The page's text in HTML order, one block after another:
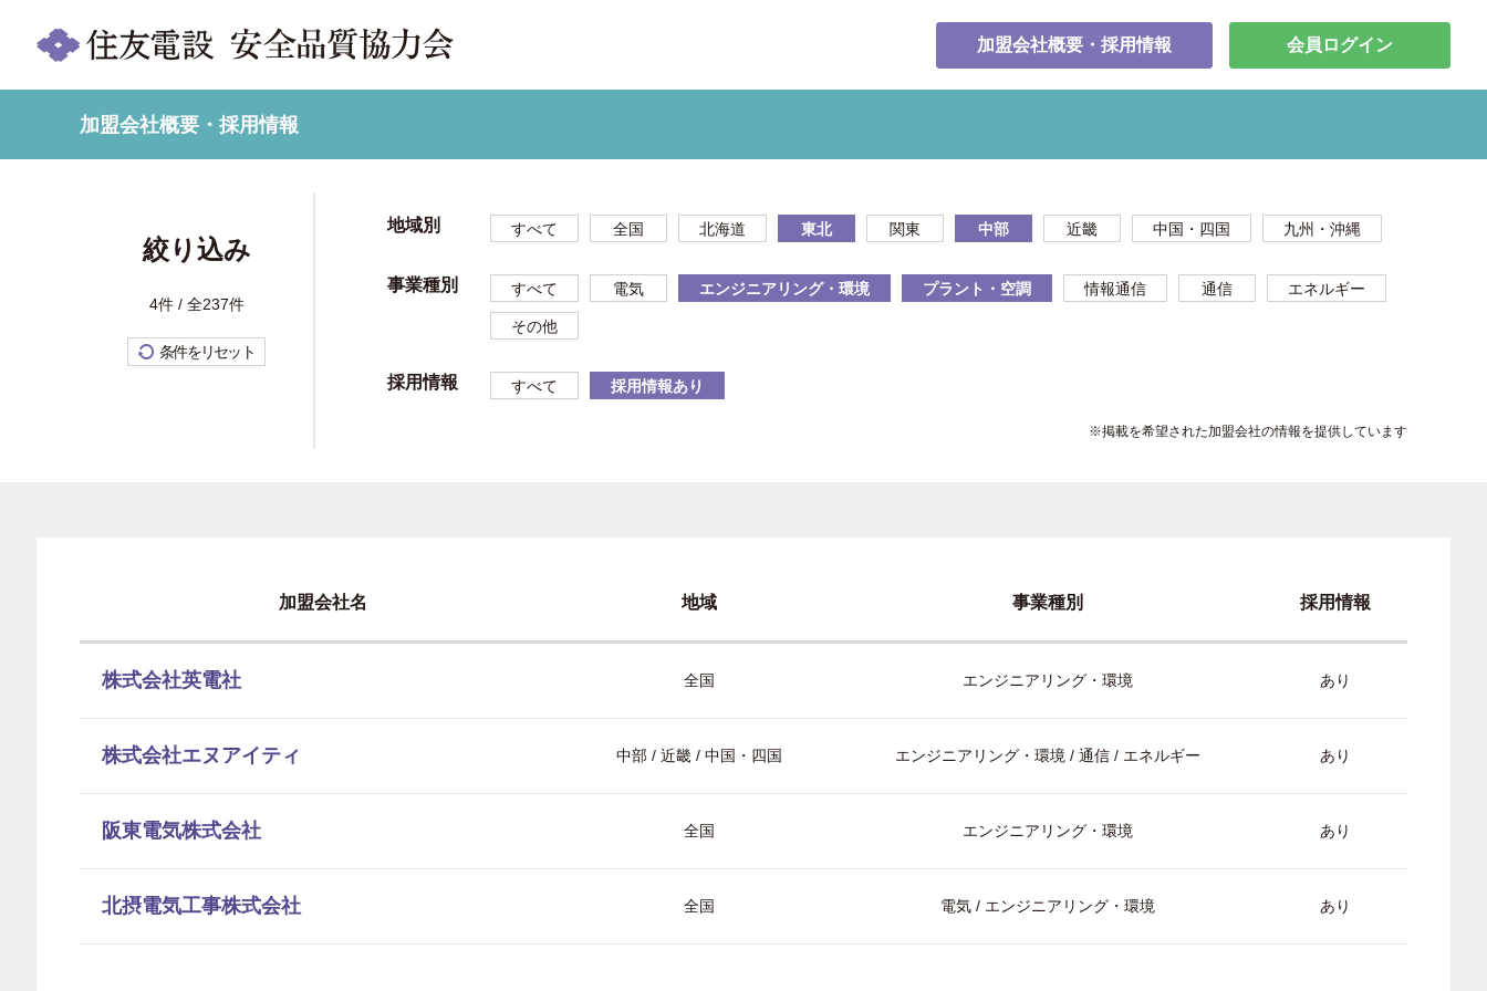
加盟会社概要・採用情報 会員ログイン
加盟会社概要・採用情報
絞り込み
4件 / 全237件
条件をリセット
地域別 すべて 全国 北海道 東北 関東 中部 近畿 中国・四国 九州・沖縄
事業種別 すべて 電気 エンジニアリング・環境 プラント・空調 情報通信 通信 エネルギー
その他
採用情報 すべて 採用情報あり
※掲載を希望された加盟会社の情報を提供しています
加盟会社名 地域 事業種別 採用情報
株式会社英電社 全国 エンジニアリング・環境 あり
株式会社エヌアイティ 中部 / 近畿 / 中国・四国 エンジニアリング・環境 / 通信 / エネルギー あり
阪東電気株式会社 全国 エンジニアリング・環境 あり
北摂電気工事株式会社 全国 電気 / エンジニアリング・環境 あり